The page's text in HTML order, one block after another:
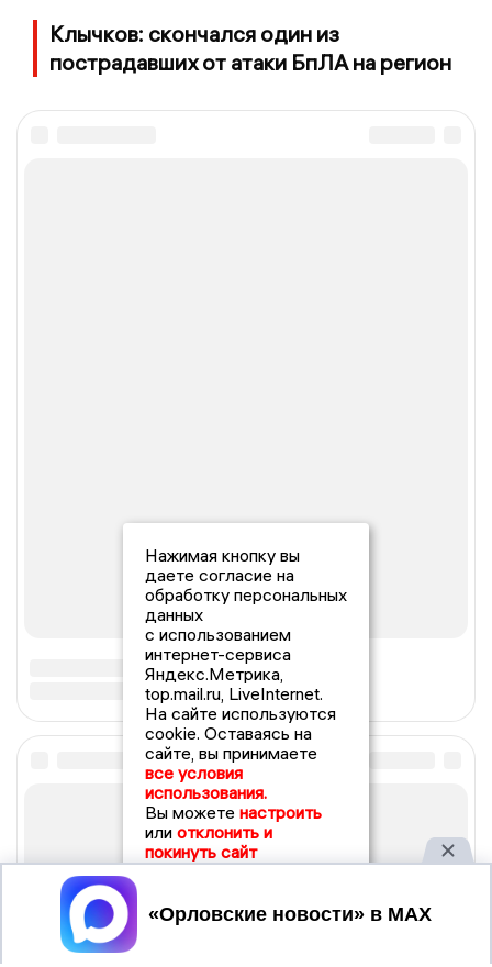
Клычков: скончался один из
пострадавших от атаки БпЛА на регион
Нажимая кнопку вы
даете согласие на
обработку персональных
данных
с использованием
интернет-сервиса
Яндекс.Метрика,
top.mail.ru, LiveInternet.
На сайте используются
cookie. Оставаясь на
сайте, вы принимаете
все условия
использования.
Вы можете настроить
или отклонить и
покинуть сайт
Принять